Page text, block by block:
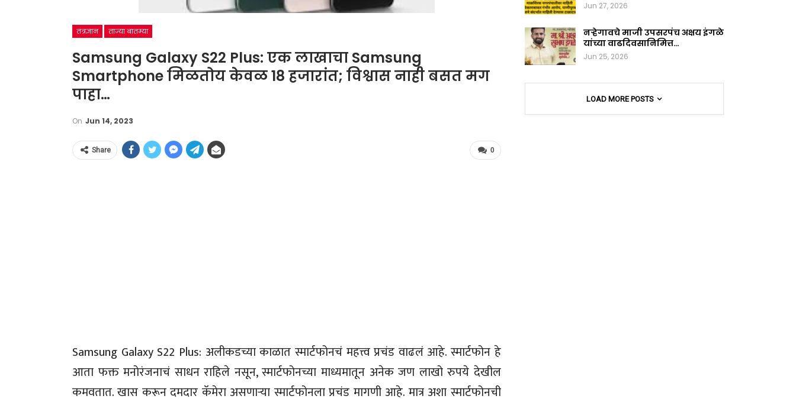
तंत्रज्ञान ताज्या बातम्या
Samsung Galaxy S22 Plus: एक लाखाचा Samsung
Smartphone मिळतोय केवळ 18 हजारांत; विश्वास नाही बसत मग
पाहा…
On Jun 14, 2023
0
Share
Samsung Galaxy S22 Plus: अलीकडच्या काळात स्मार्टफोनचं महत्त्व प्रचंड वाढलं आहे. स्मार्टफोन हे
आता फक्त मनोरंजनाचं साधन राहिले नसून, स्मार्टफोनच्या माध्यमातून अनेक जण लाखो रुपये देखील
कमवतात. खास करून दमदार कॅमेरा असणाऱ्या स्मार्टफोनला प्रचंड मागणी आहे. मात्र अशा स्मार्टफोनची
Jun 27, 2026
नऱ्हेगावचे माजी उपसरपंच अक्षय इंगळे
यांच्या वाढदिवसानिमित्त…
Jun 25, 2026
LOAD MORE POSTS